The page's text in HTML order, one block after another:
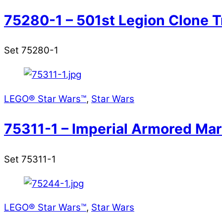
75280-1 – 501st Legion Clone
Set 75280-1
LEGO® Star Wars™, Star Wars
75311-1 – Imperial Armored
Set 75311-1
LEGO® Star Wars™, Star Wars